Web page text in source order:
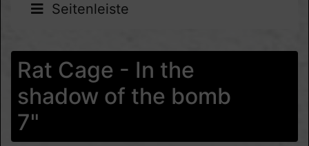
Seitenleiste
Rat Cage - In the
shadow of the bomb
7"